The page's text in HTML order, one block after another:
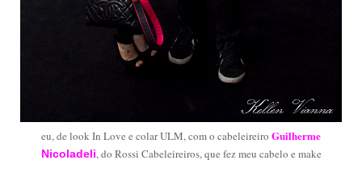
eu, de look In Love e colar ULM, com o cabeleireiro Guilherme
Nicoladeli, do Rossi Cabeleireiros, que fez meu cabelo e make